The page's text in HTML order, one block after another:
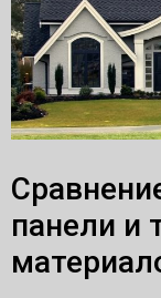
панели и